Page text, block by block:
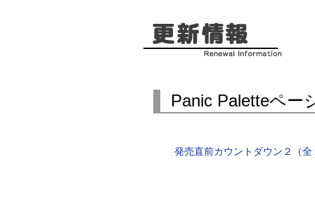
Panic Paletteペー
発売直前カウントダウン２（全